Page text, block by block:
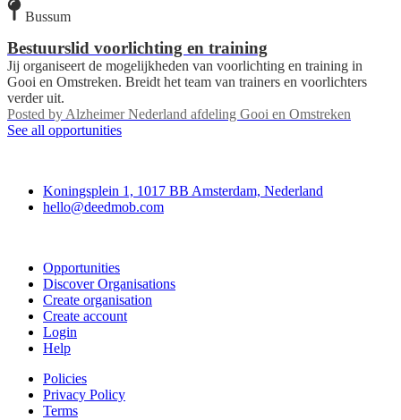
Bussum
Bestuurslid voorlichting en training
Jij organiseert de mogelijkheden van voorlichting en training in
Gooi en Omstreken. Breidt het team van trainers en voorlichters
verder uit.
Posted by Alzheimer Nederland afdeling Gooi en Omstreken
See all opportunities
Koningsplein 1, 1017 BB Amsterdam, Nederland
hello@deedmob.com
Opportunities
Discover Organisations
Create organisation
Create account
Login
Help
Policies
Privacy Policy
Terms